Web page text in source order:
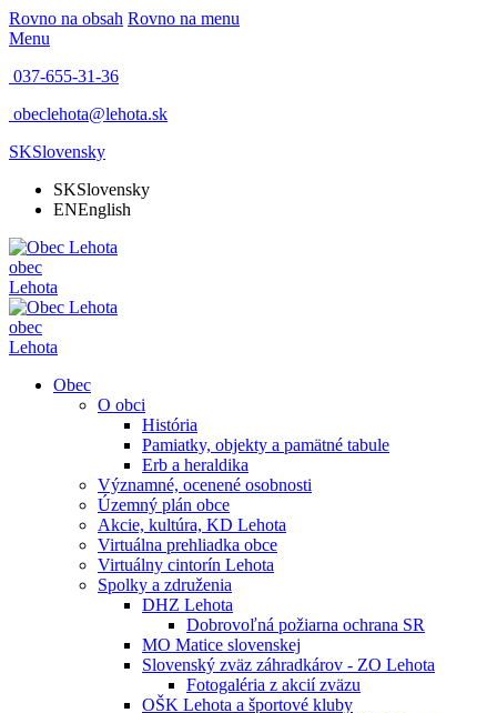
Rovno na obsah Rovno na menu
Menu
037-655-31-36
obeclehota@lehota.sk
SKSlovensky
SKSlovensky
ENEnglish
obec
Lehota
obec
Lehota
Obec
O obci
História
Pamiatky, objekty a pamätné tabule
Erb a heraldika
Významné, ocenené osobnosti
Územný plán obce
Akcie, kultúra, KD Lehota
Virtuálna prehliadka obce
Virtuálny cintorín Lehota
Spolky a združenia
DHZ Lehota
Dobrovoľná požiarna ochrana SR
MO Matice slovenskej
Slovenský zväz záhradkárov - ZO Lehota
Fotogaléria z akcií zväzu
OŠK Lehota a športové kluby